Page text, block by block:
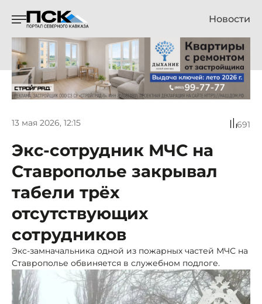
Новости
13 мая 2026, 12:15 691
Экс-сотрудник МЧС на
Ставрополье закрывал
табели трёх
отсутствующих
сотрудников
Экс-замначальника одной из пожарных частей МЧС на
Ставрополье обвиняется в служебном подлоге.